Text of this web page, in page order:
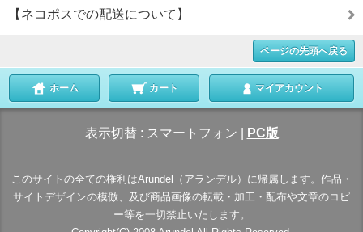
【ネコポスでの配送について】
ページの先頭へ戻る
ホーム カート マイアカウント
表示切替 : スマートフォン PC版
このサイトの全ての権利はArundel（アランデル）に帰属します。作品・
サイトデザインの模倣、及び商品画像の転載・加工・配布や文章のコピ
ー等を一切禁止いたします。